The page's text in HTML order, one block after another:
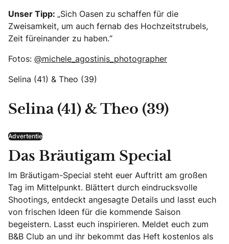
Unser Tipp: „Sich Oasen zu schaffen für die
Zweisamkeit, um auch fernab des Hochzeitstrubels,
Zeit füreinander zu haben.“
Fotos: @michele_agostinis_photographer
Selina (41) & Theo (39)
Selina (41) & Theo (39)
Advertentie
Das Bräutigam Special
Im Bräutigam-Special steht euer Auftritt am großen
Tag im Mittelpunkt. Blättert durch eindrucksvolle
Shootings, entdeckt angesagte Details und lasst euch
von frischen Ideen für die kommende Saison
begeistern. Lasst euch inspirieren. Meldet euch zum
B&B Club an und ihr bekommt das Heft kostenlos als